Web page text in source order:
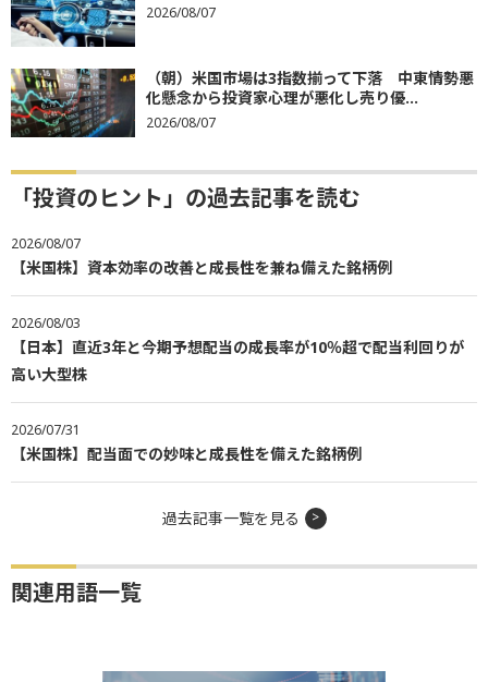
2026/08/07
（朝）米国市場は3指数揃って下落 中東情勢悪
化懸念から投資家心理が悪化し売り優...
2026/08/07
「投資のヒント」の過去記事を読む
2026/08/07
【米国株】資本効率の改善と成長性を兼ね備えた銘柄例
2026/08/03
【日本】直近3年と今期予想配当の成長率が10％超で配当利回りが
高い大型株
2026/07/31
【米国株】配当面での妙味と成長性を備えた銘柄例
過去記事一覧を見る
関連用語一覧